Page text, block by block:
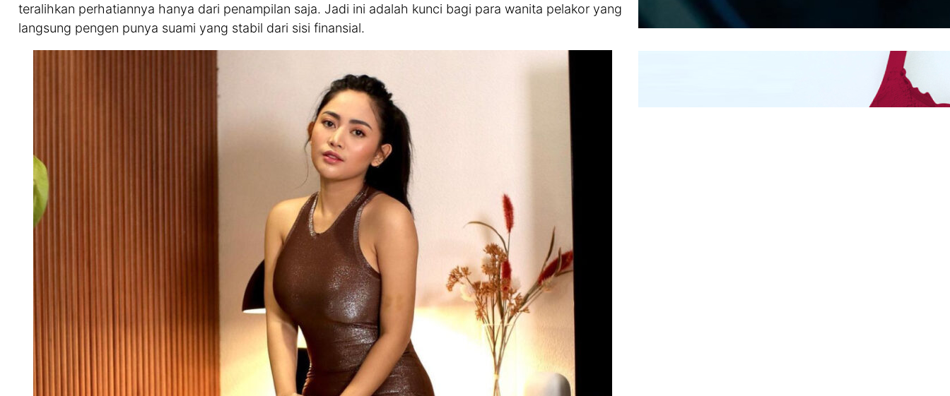
teralihkan perhatiannya hanya dari penampilan saja. Jadi ini adalah kunci bagi para wanita pelakor yang
langsung pengen punya suami yang stabil dari sisi finansial.
Mengintip Kepribadian
Wanita Dari Warna Bra